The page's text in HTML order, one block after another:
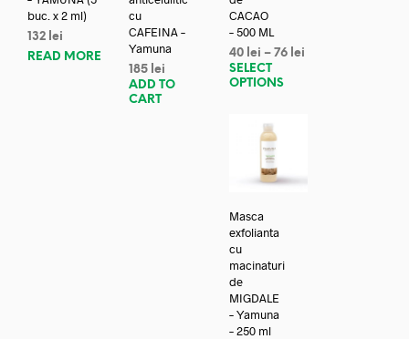
buc. x 2 ml)
132 lei
READ MORE
cu
CAFEINA –
Yamuna
185 lei
ADD TO
CART
CACAO
– 500 ML
40 lei –76 lei
SELECT
OPTIONS
Masca
exfolianta
cu
macinaturi
de
MIGDALE
– Yamuna
– 250 ml